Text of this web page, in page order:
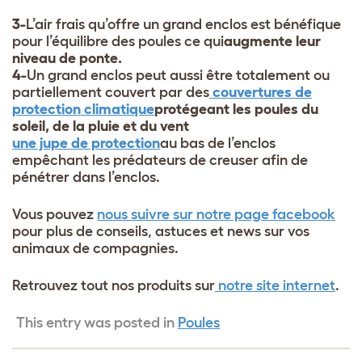
3-L’air frais qu’offre un grand enclos est bénéfique
pour l’équilibre des poules ce quiaugmente leur
niveau de ponte.
4-Un grand enclos peut aussi être totalement ou
partiellement couvert par des couvertures de
protection climatiqueprotégeant les poules du
soleil, de la pluie et du vent
une jupe de protectionau bas de l’enclos
empêchant les prédateurs de creuser afin de
pénétrer dans l’enclos.
Vous pouvez nous suivre sur notre page facebook
pour plus de conseils, astuces et news sur vos
animaux de compagnies.
Retrouvez tout nos produits sur notre site internet.
This entry was posted in Poules